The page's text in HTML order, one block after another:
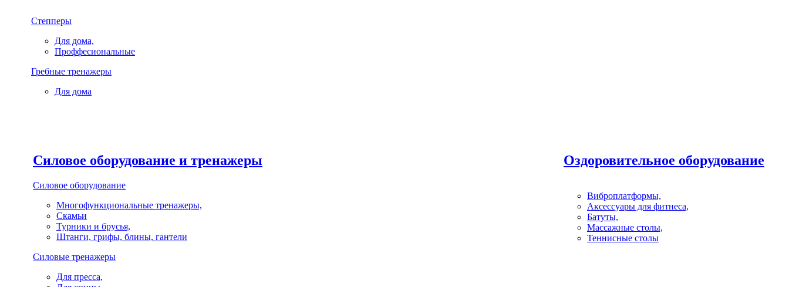
Степперы
Для дома,
Проффесиональные
Гребные тренажеры
Для дома
Силовое оборудование и тренажеры
Силовое оборудование
Многофункциональные тренажеры,
Скамьи
Турники и брусья,
Штанги, грифы, блины, гантели
Силовые тренажеры
Для пресса,
Оздоровительное оборудование
Виброплатформы,
Аксессуары для фитнеса,
Батуты,
Массажные столы,
Теннисные столы